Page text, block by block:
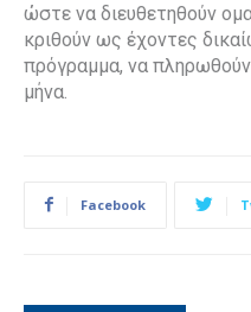
ώστε να διευθετηθούν
κριθούν ως έχοντες
πρόγραμμα, να
μήνα.
Facebook